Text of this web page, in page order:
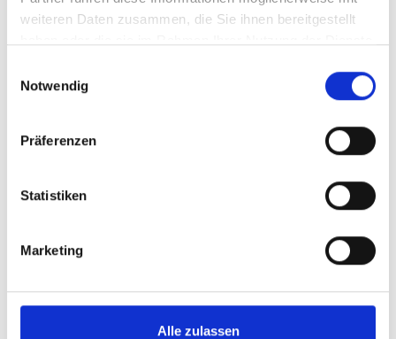
weiteren Daten zusammen, die Sie ihnen bereitgestellt
Notwendig
Präferenzen
Statistiken
Marketing
Alle zulassen
anzufordern. Unsere Experten beraten Sie
gerne.